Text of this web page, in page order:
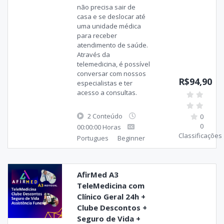
não precisa sair de
casa e se deslocar até
uma unidade médica
para receber
atendimento de saúde.
Através da
telemedicina, é possível
conversar com nossos
especialistas e ter
acesso a consultas.
2 Conteúdo
00:00:00 Horas
Portugues
Beginner
R$94,90
0
0
Classificações
AfirMed A3
TeleMedicina com
Clínico Geral 24h +
Clube Descontos +
Seguro de Vida +